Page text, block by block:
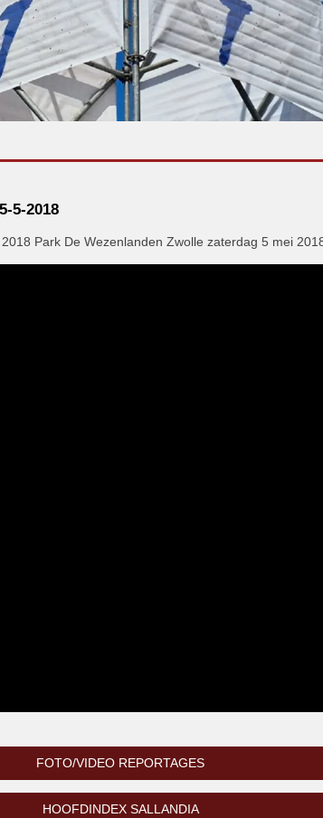
5-2018
8 Park De Wezenlanden Zwolle zaterdag 5 mei
FOTO/VIDEO REPORTAGES
HOOFDINDEX SALLANDIA